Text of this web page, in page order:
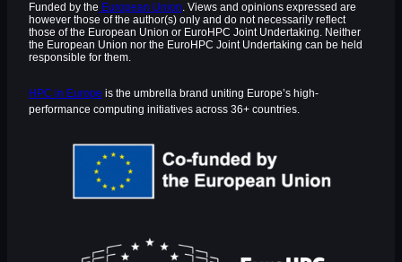
Funded by the European Union. Views and opinions expressed are
however those of the author(s) only and do not necessarily reflect
those of the European Union or EuroHPC Joint Undertaking. Neither
the European Union nor the EuroHPC Joint Undertaking can be held
responsible for them.
HPC in Europe is the umbrella brand uniting Europe’s high-
performance computing initiatives across 36+ countries.